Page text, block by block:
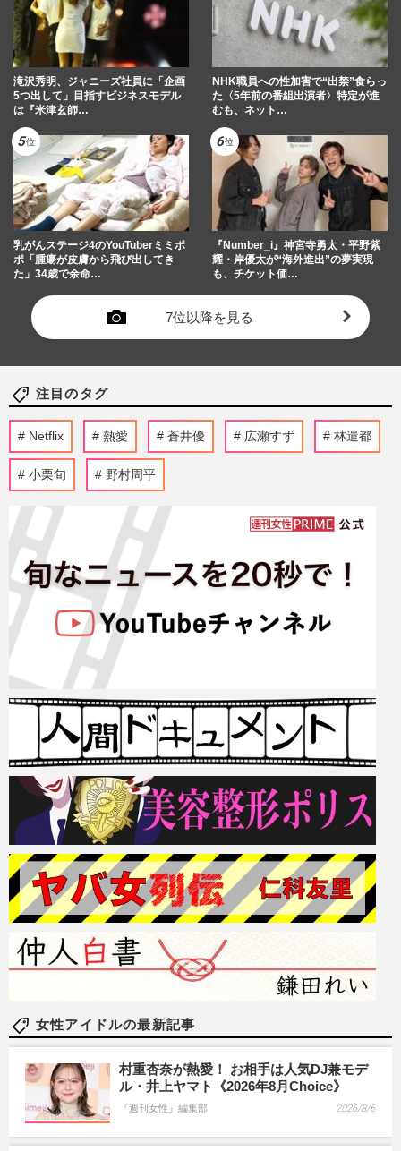
滝沢秀明、ジャニーズ社員に「企画
5つ出して」目指すビジネスモデル
は『米津玄師…
NHK職員への性加害で“出禁”食らっ
た〈5年前の番組出演者〉特定が進
むも、ネット…
乳がんステージ4のYouTuberミミポ
ポ「腫瘍が皮膚から飛び出してき
た」34歳で余命…
『Number_i』神宮寺勇太・平野紫
耀・岸優太が“海外進出”の夢実現
も、チケット価…
7位以降を見る
注目のタグ
Netflix 熱愛 蒼井優 広瀬すず 林遣都
小栗旬 野村周平
女性アイドルの最新記事
村重杏奈が熱愛！ お相手は人気DJ兼モデ
ル・井上ヤマト《2026年8月Choice》
『週刊女性』編集部 2026/8/6